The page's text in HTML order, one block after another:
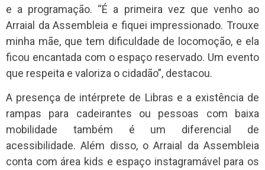
e a programação. “É a primeira vez que venho ao
Arraial da Assembleia e fiquei impressionado. Trouxe
minha mãe, que tem dificuldade de locomoção, e ela
ficou encantada com o espaço reservado. Um evento
que respeita e valoriza o cidadão”, destacou.
A presença de intérprete de Libras e a existência de
rampas para cadeirantes ou pessoas com baixa
mobilidade também é um diferencial de
acessibilidade. Além disso, o Arraial da Assembleia
conta com área kids e espaço instagramável para os